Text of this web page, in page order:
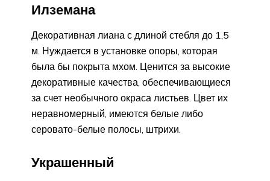
Илземана
Декоративная лиана с длиной стебля до 1,5
м. Нуждается в установке опоры, которая
была бы покрыта мхом. Ценится за высокие
декоративные качества, обеспечивающиеся
за счет необычного окраса листьев. Цвет их
неравномерный, имеются белые либо
серовато-белые полосы, штрихи.
Украшенный